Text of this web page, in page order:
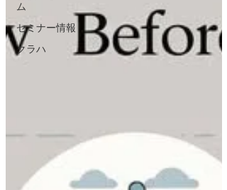
ム
セミナー情報
クラハ